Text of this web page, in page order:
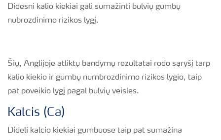
Didesni kalio kiekiai gali sumažinti bulvių gumbų
nubrozdinimo rizikos lygį.
Šių, Anglijoje atliktų bandymų rezultatai rodo sąryšį tarp
kalio kiekio ir gumbų numbrozdinimo rizikos lygio, taip
pat poveikio lygį pagal bulvių veisles.
Kalcis (Ca)
Dideli kalcio kiekiai gumbuose taip pat sumažina